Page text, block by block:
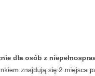
dla osób z
znajdują się 2 miejsca